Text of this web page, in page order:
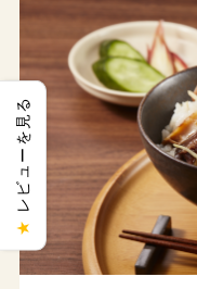
★
レビューを見る